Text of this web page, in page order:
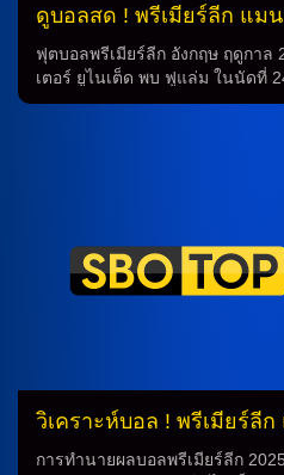
ดูบอลสด ! พรีเมียร์ลีก แม
ฟุตบอลพรีเมียร์ลีก อังกฤษ ฤดูกาล
เตอร์ ยูไนเต็ด พบ ฟูแล่ม ในนัดที่
ลีกพรีเมียร์ของอังกฤษ ทีม “ปีศาจแ
ทีมมักจะมีประวัติการจับจองกันอย่
เกมที่อาจจะมีผลกระทบต่อตาราง
เกมนี้ไม่ได้ง่าย เนื่องจากทั้งสองที
ทำนายการเล่นของพวกเขาอย่าง
ฟูแล่มก็ไม่แพ้กว่า พวกเขามีฟอร์ม
ตัวเองเป็นทีมที่เก่งที่สุด การทำนา
ยิ่ง ด้วยความสามารถและความพ
วิเคราะห์บอล ! พรีเมียร์ลี
ก.พ.69
การทำนายผลบอลพรีเมียร์ลีก